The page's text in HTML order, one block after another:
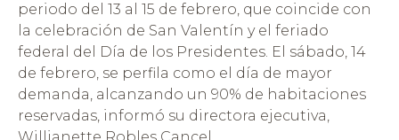
periodo del 13 al 15 de febrero, que coincide con
la celebración de San Valentín y el feriado
federal del Día de los Presidentes. El sábado, 14
de febrero, se perfila como el día de mayor
demanda, alcanzando un 90% de habitaciones
reservadas, informó su directora ejecutiva,